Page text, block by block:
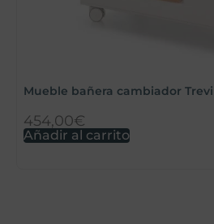
Mueble bañera cambiador
454,00€
Añadir al carrito